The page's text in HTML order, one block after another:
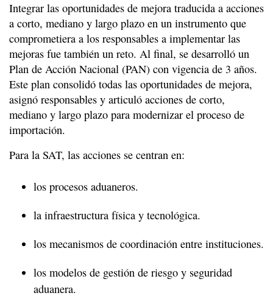
Integrar las oportunidades de mejora traducida a acciones
a corto, mediano y largo plazo en un instrumento que
comprometiera a los responsables a implementar las
mejoras fue también un reto. Al final, se desarrolló un
Plan de Acción Nacional (PAN) con vigencia de 3 años.
Este plan consolidó todas las oportunidades de mejora,
asignó responsables y articuló acciones de corto,
mediano y largo plazo para modernizar el proceso de
importación.
Para la SAT, las acciones se centran en:
los procesos aduaneros.
la infraestructura física y tecnológica.
los mecanismos de coordinación entre instituciones.
los modelos de gestión de riesgo y seguridad
aduanera.